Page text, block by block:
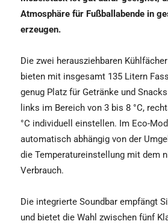
Atmosphäre für Fußballabende in
erzeugen.
Die zwei herausziehbaren
bieten mit insgesamt 135 Litern
genug Platz für Getränke und
links im Bereich von 3 bis 8 °C,
°C individuell einstellen. Im Eco-
automatisch abhängig von der
die Temperatureinstellung mit dem
Verbrauch.
Die integrierte Soundbar empfängt
und bietet die Wahl zwischen fünf